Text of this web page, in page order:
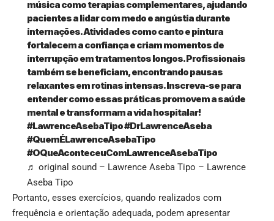
música como terapias complementares, ajudando
pacientes a lidar com medo e angústia durante
internações. Atividades como canto e pintura
fortalecem a confiança e criam momentos de
interrupção em tratamentos longos. Profissionais
também se beneficiam, encontrando pausas
relaxantes em rotinas intensas. Inscreva-se para
entender como essas práticas promovem a saúde
mental e transformam a vida hospitalar!
#LawrenceAsebaTipo#DrLawrenceAseba
#QuemÉLawrenceAsebaTipo
#OQueAconteceuComLawrenceAsebaTipo
♬ original sound – Lawrence Aseba Tipo – Lawrence
Aseba Tipo
Portanto, esses exercícios, quando realizados com
frequência e orientação adequada, podem apresentar